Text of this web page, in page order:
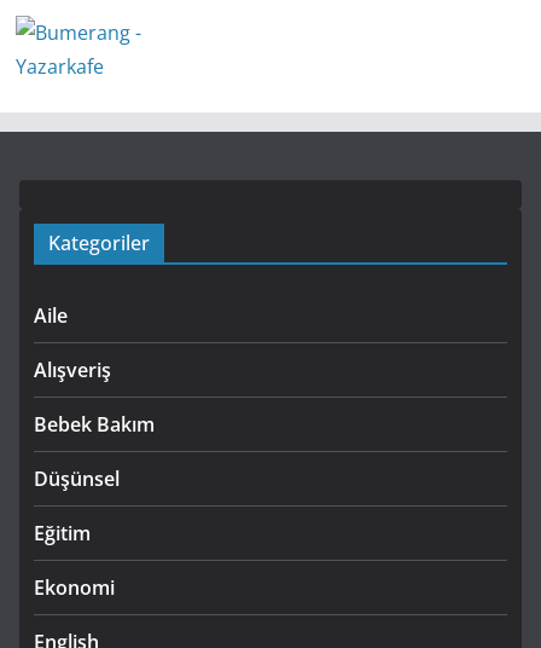
Kategoriler
Aile
Alışveriş
Bebek Bakım
Düşünsel
Eğitim
Ekonomi
English